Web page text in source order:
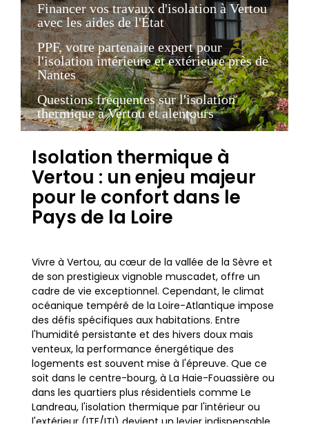
Financer vos travaux d'isolation à Vertou
avec les aides de l'État
PPF, votre partenaire expert pour
l'isolation intérieure et extérieure près de
Nantes
Questions fréquentes sur l'isolation
thermique à Vertou et alentours
Isolation thermique à
Vertou : un enjeu majeur
pour le confort dans le
Pays de la Loire
Vivre à Vertou, au cœur de la vallée de la Sèvre et
de son prestigieux vignoble muscadet, offre un
cadre de vie exceptionnel. Cependant, le climat
océanique tempéré de la Loire-Atlantique impose
des défis spécifiques aux habitations. Entre
l'humidité persistante et des hivers doux mais
venteux, la performance énergétique des
logements est souvent mise à l'épreuve. Que ce
soit dans le centre-bourg, à La Haie-Fouassière ou
dans les quartiers plus résidentiels comme Le
Landreau, l'isolation thermique par l'intérieur ou
l'extérieur (ITE/ITI) devient un levier indispensable